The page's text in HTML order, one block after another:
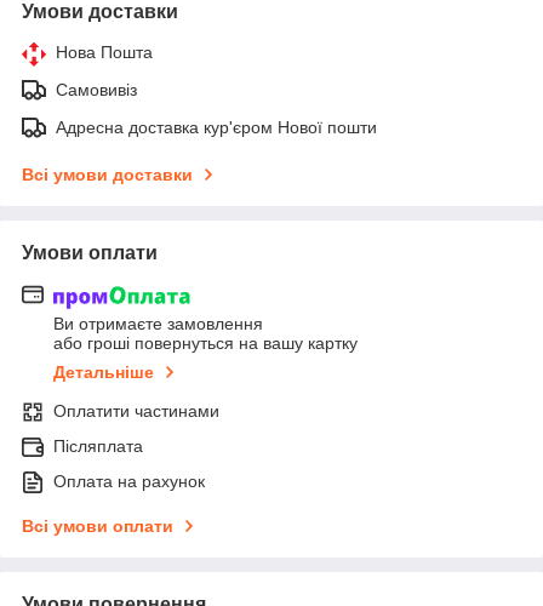
Умови доставки
Нова Пошта
Самовивіз
Адресна доставка кур'єром Нової пошти
Всі умови доставки
Умови оплати
Ви отримаєте замовлення
або гроші повернуться на вашу картку
Детальніше
Оплатити частинами
Післяплата
Оплата на рахунок
Всі умови оплати